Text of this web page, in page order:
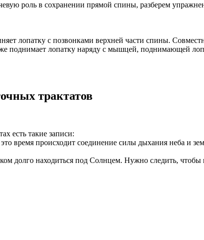
роль в сохранении прямой спины, разберем
лопатку с позвонками верхней части спины.
поднимает лопатку наряду с мышцей, поднимающей
трактатов
есть такие записи:
время происходит соединение силы дыхания неба и
долго находиться под Солнцем. Нужно следить,